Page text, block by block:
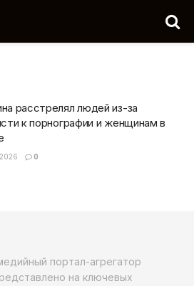
расстрелял людей из-за
к порнографии и женщинам в
0
портал-агрегатор
на ключевых